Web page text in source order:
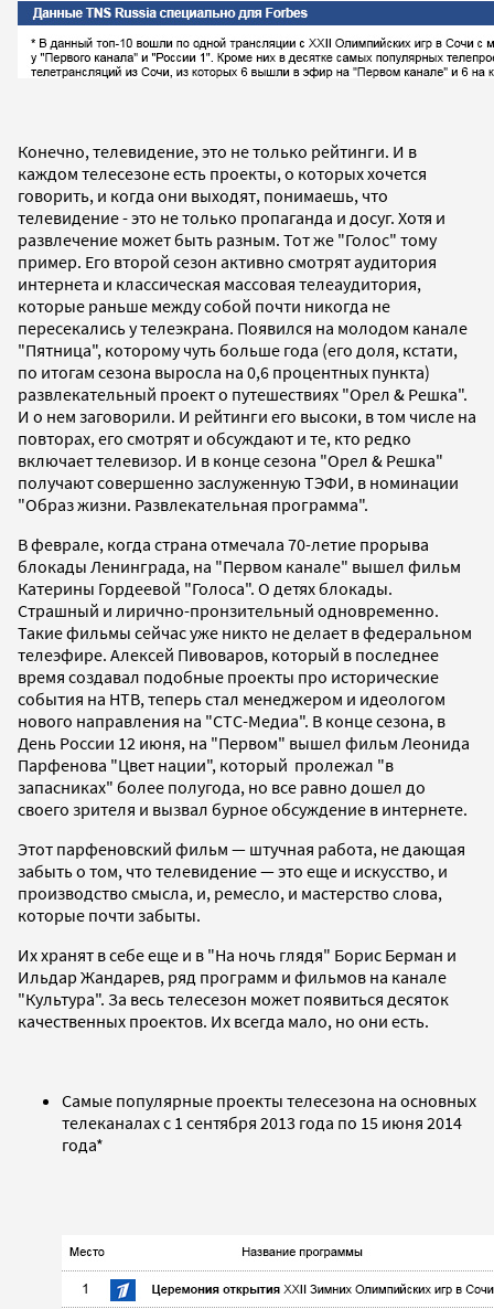
Конечно, телевидение, это не только рейтинги. И в
каждом телесезоне есть проекты, о которых хочется
говорить, и когда они выходят, понимаешь, что
телевидение - это не только пропаганда и досуг. Хотя и
развлечение может быть разным. Тот же "Голос" тому
пример. Его второй сезон активно смотрят аудитория
интернета и классическая массовая телеаудитория,
которые раньше между собой почти никогда не
пересекались у телеэкрана. Появился на молодом канале
"Пятница", которому чуть больше года (его доля, кстати,
по итогам сезона выросла на 0,6 процентных пункта)
развлекательный проект о путешествиях "Орел & Решка".
И о нем заговорили. И рейтинги его высоки, в том числе на
повторах, его смотрят и обсуждают и те, кто редко
включает телевизор. И в конце сезона "Орел & Решка"
получают совершенно заслуженную ТЭФИ, в номинации
"Образ жизни. Развлекательная программа".
В феврале, когда страна отмечала 70-летие прорыва
блокады Ленинграда, на "Первом канале" вышел фильм
Катерины Гордеевой "Голоса". О детях блокады.
Страшный и лирично-пронзительный одновременно.
Такие фильмы сейчас уже никто не делает в федеральном
телеэфире. Алексей Пивоваров, который в последнее
время создавал подобные проекты про исторические
события на НТВ, теперь стал менеджером и идеологом
нового направления на "СТС-Медиа". В конце сезона, в
День России 12 июня, на "Первом" вышел фильм Леонида
Парфенова "Цвет нации", который пролежал "в
запасниках" более полугода, но все равно дошел до
своего зрителя и вызвал бурное обсуждение в интернете.
Этот парфеновский фильм — штучная работа, не дающая
забыть о том, что телевидение — это еще и искусство, и
производство смысла, и, ремесло, и мастерство слова,
которые почти забыты.
Их хранят в себе еще и в "На ночь глядя" Борис Берман и
Ильдар Жандарев, ряд программ и фильмов на канале
"Культура". За весь телесезон может появиться десяток
качественных проектов. Их всегда мало, но они есть.
Самые популярные проекты телесезона на основных
телеканалах с 1 сентября 2013 года по 15 июня 2014
года*